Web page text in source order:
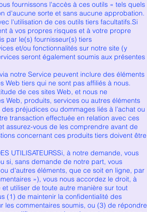
fournissons l'accès à ces outils « tels quels
d'aucune sorte et sans aucune approbation.
l'utilisation de ces outils tiers facultatifs.Si
à vos propres risques et à votre propre
par le(s) fournisseur(s) tiers
et/ou fonctionnalités sur notre site (y
seront également soumis aux présentes
notre Service peuvent inclure des éléments
Web tiers qui ne sont pas affiliés à nous.
de ces sites Web, et nous ne
Web, produits, services ou autres éléments
préjudices ou dommages liés à l’achat ou
transaction effectuée en relation avec ces
assurez-vous de les comprendre avant de
concernant ces produits tiers doivent être
UTILISATEURSSi, à notre demande, vous
si, sans demande de notre part, vous
d'autres éléments, que ce soit en ligne, par
»), vous nous accordez le droit, à
utiliser de toute autre manière sur tout
(1) de maintenir la confidentialité des
commentaires soumis, ou (3) de répondre